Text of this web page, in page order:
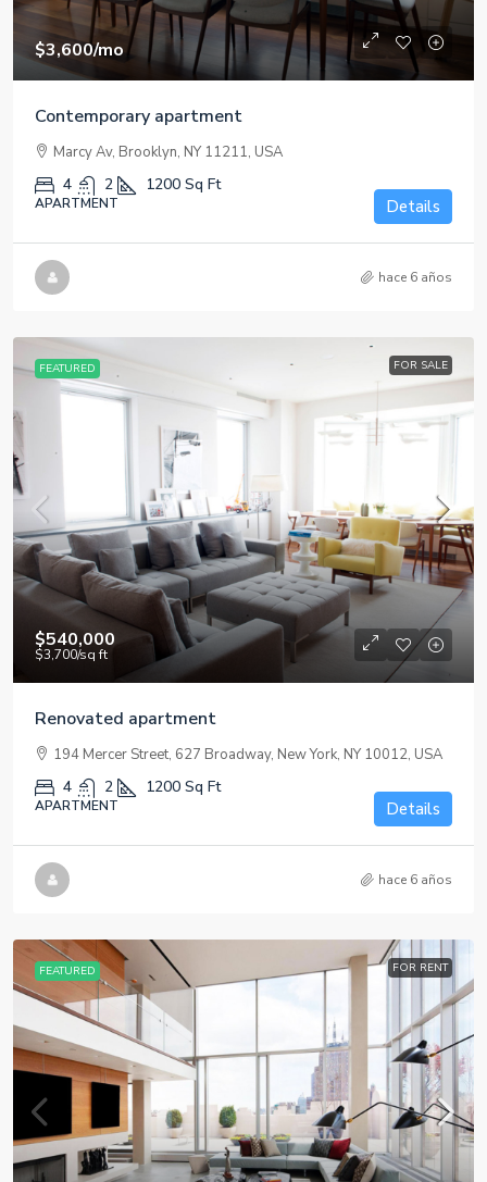
$3,600/mo
Contemporary apartment
Marcy Av, Brooklyn, NY 11211, USA
4 2 1200 Sq Ft
APARTMENT Details
hace 6 años
FEATURED FOR SALE
$540,000
$3,700/sq ft
Renovated apartment
194 Mercer Street, 627 Broadway, New York, NY 10012, USA
4 2 1200 Sq Ft
APARTMENT Details
hace 6 años
FEATURED FOR RENT